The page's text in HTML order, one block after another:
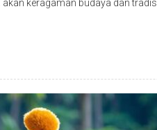
keragaman budaya dan